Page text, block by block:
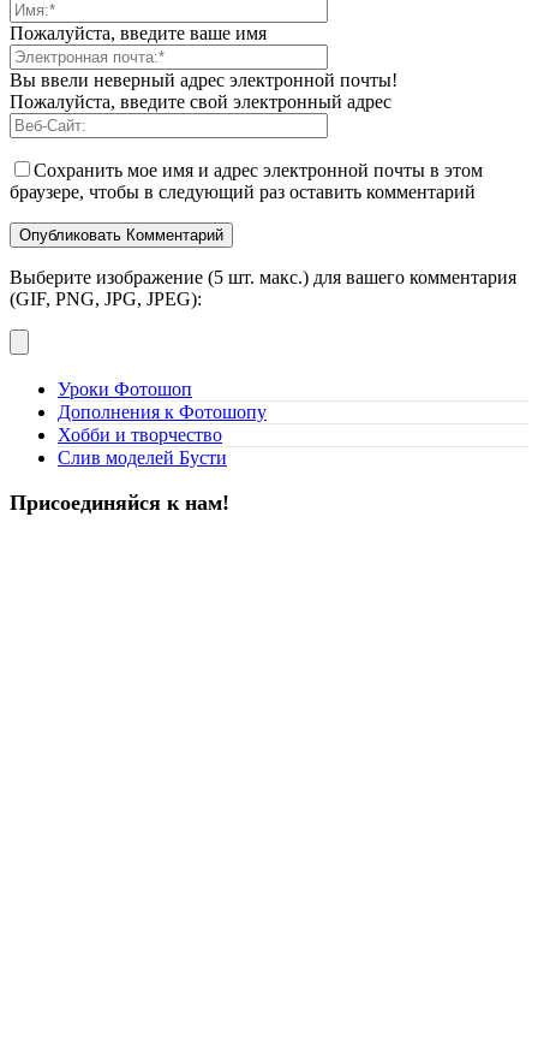
Пожалуйста, введите ваше имя
Вы ввели неверный адрес электронной почты!
Пожалуйста, введите свой электронный адрес
Сохранить мое имя и адрес электронной почты в этом
браузере, чтобы в следующий раз оставить комментарий
Выберите изображение (5 шт. макс.) для вашего комментария
(GIF, PNG, JPG, JPEG):
Уроки Фотошоп
Дополнения к Фотошопу
Хобби и творчество
Слив моделей Бусти
Присоединяйся к нам!